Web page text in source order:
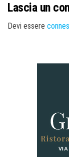
Lascia un
Devi essere